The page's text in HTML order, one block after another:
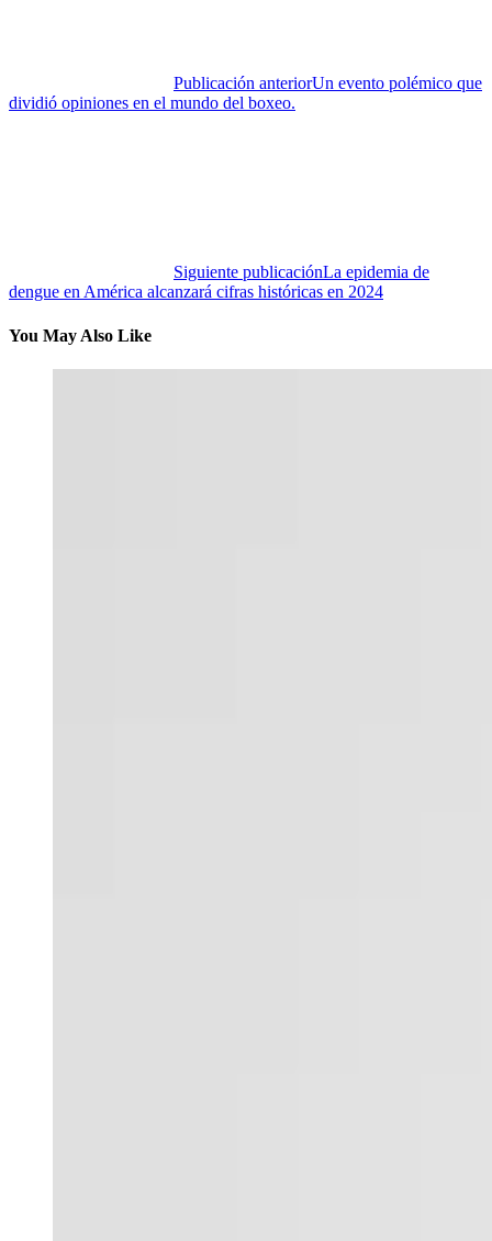
Publicación anteriorUn evento polémico que
dividió opiniones en el mundo del boxeo.
Siguiente publicaciónLa epidemia de
dengue en América alcanzará cifras históricas en 2024
You May Also Like